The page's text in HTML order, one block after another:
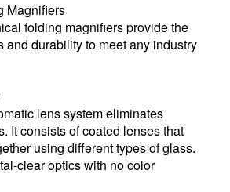
Magnifiers
folding magnifiers provide the
and durability to meet any industry
lens system eliminates
It consists of coated lenses that
using different types of glass.
clear optics with no color